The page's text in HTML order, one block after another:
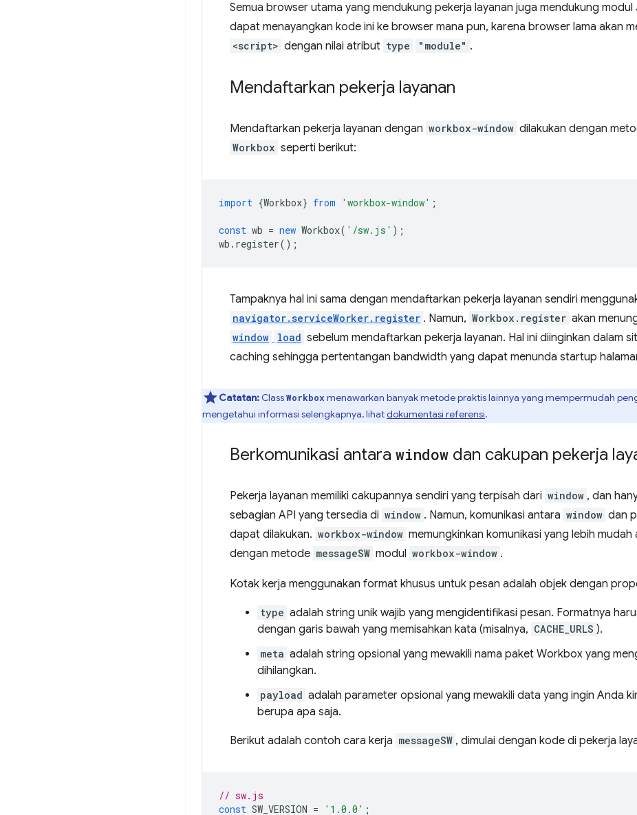
Semua browser utama yang mendukung pekerja layanan juga mendukung
dapat menayangkan kode ini ke browser mana pun, karena browser lama akan
<script> dengan nilai atribut type "module" .
Mendaftarkan pekerja layanan
Mendaftarkan pekerja layanan dengan workbox-window dilakukan dengan
Workbox seperti berikut:
import {Workbox} from 'workbox-window' ;
const wb = new Workbox( '/sw.js' );
wb . register();
Tampaknya hal ini sama dengan mendaftarkan pekerja layanan sendiri
navigator.serviceWorker.register . Namun, Workbox.register akan
window load sebelum mendaftarkan pekerja layanan. Hal ini diinginkan dalam
caching sehingga pertentangan bandwidth yang dapat menunda startup
Catatan: ClassWorkbox menawarkan banyak metode praktis lainnya yang mempermudah
mengetahui informasi selengkapnya, lihatdokumentasi referensi.
Berkomunikasi antara window dan cakupan pekerja
Pekerja layanan memiliki cakupannya sendiri yang terpisah dari window , dan
sebagian API yang tersedia di window . Namun, komunikasi antara window dan
dapat dilakukan. workbox-window memungkinkan komunikasi yang lebih
dengan metode messageSW modul workbox-window .
Kotak kerja menggunakan format khusus untuk pesan adalah objek dengan
type adalah string unik wajib yang mengidentifikasi pesan. Formatnya
dengan garis bawah yang memisahkan kata (misalnya, CACHE_URLS ).
meta adalah string opsional yang mewakili nama paket Workbox yang
dihilangkan.
payload adalah parameter opsional yang mewakili data yang ingin Anda
berupa apa saja.
Berikut adalah contoh cara kerja messageSW , dimulai dengan kode di pekerja
// sw.js
const SW_VERSION = '1.0.0' ;